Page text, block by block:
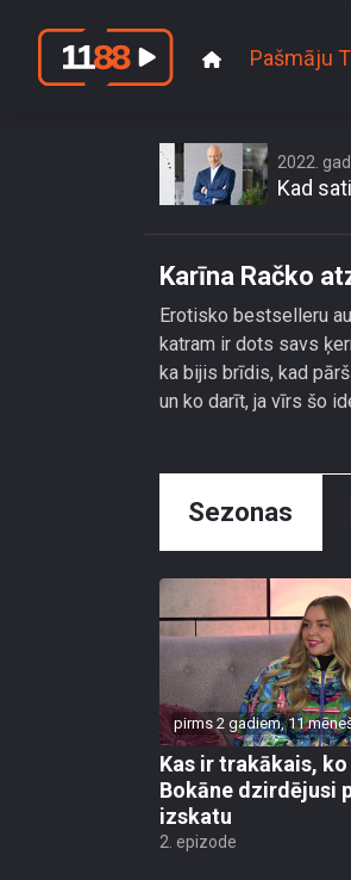
Pašmāju
2022.
Kad
Karīna Račko
Erotisko bestselleru
katram ir dots savs
ka bijis brīdis, kad
un ko darīt, ja vīrs šo
Sezonas
pirms 2 gadiem, 11
Kas ir trakākais,
Bokāne dzirdējusi
izskatu
2. epizode